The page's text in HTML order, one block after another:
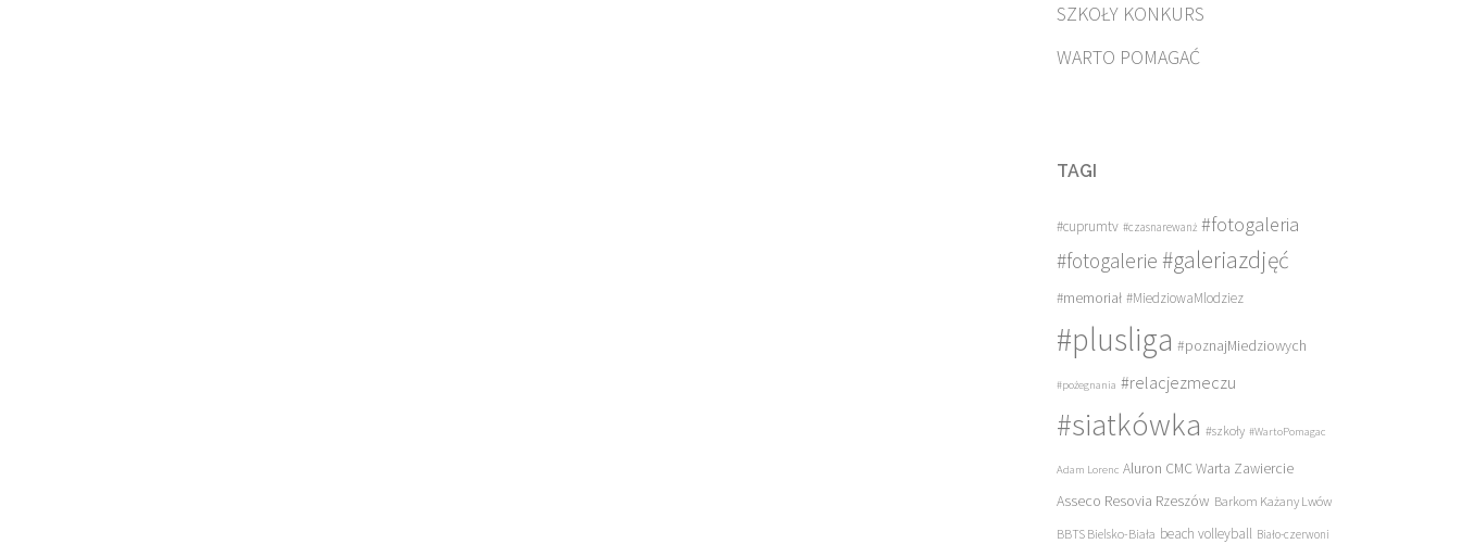
SZKOŁY KONKURS
WARTO POMAGAĆ
TAGI
#cuprumtv #czasnarewanż #fotogaleria
#fotogalerie #galeriazdjęć
#memoriał #MiedziowaMlodziez
#plusliga #poznajMiedziowych
#pożegnania #relacjezmeczu
#siatkówka #szkoły #WartoPomagac
Adam Lorenc Aluron CMC Warta Zawiercie
Asseco Resovia Rzeszów Barkom Każany Lwów
BBTS Bielsko-Biała beach volleyball Biało-czerwoni